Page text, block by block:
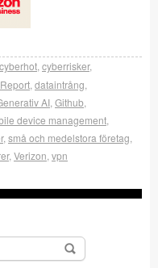
cyberhot cyberrisker,
dataintrång
AI Github
device management
, små och medelstora företag
, Verizon vpn